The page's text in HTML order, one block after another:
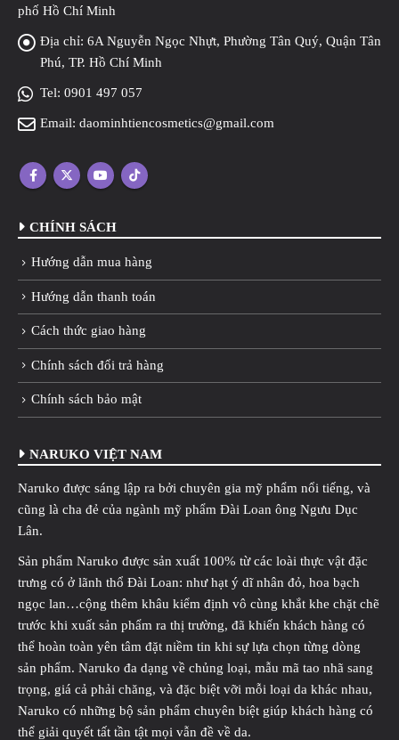
phố Hồ Chí Minh
Địa chỉ: 6A Nguyễn Ngọc Nhựt, Phường Tân Quý, Quận Tân
Phú, TP. Hồ Chí Minh
Tel: 0901 497 057
Email: daominhtiencosmetics@gmail.com
CHÍNH SÁCH
Hướng dẫn mua hàng
Hướng dẫn thanh toán
Cách thức giao hàng
Chính sách đổi trả hàng
Chính sách bảo mật
NARUKO VIỆT NAM
Naruko được sáng lập ra bởi chuyên gia mỹ phẩm nổi tiếng, và
cũng là cha đẻ của ngành mỹ phẩm Đài Loan ông Ngưu Dục
Lân.
Sản phẩm Naruko được sản xuất 100% từ các loài thực vật đặc
trưng có ở lãnh thổ Đài Loan: như hạt ý dĩ nhân đỏ, hoa bạch
ngọc lan…cộng thêm khâu kiểm định vô cùng khắt khe chặt chẽ
trước khi xuất sản phẩm ra thị trường, đã khiến khách hàng có
thể hoàn toàn yên tâm đặt niềm tin khi sự lựa chọn từng dòng
sản phẩm. Naruko đa dạng về chủng loại, mẫu mã tao nhã sang
trọng, giá cả phải chăng, và đặc biệt vỡi mỗi loại da khác nhau,
Naruko có những bộ sản phẩm chuyên biệt giúp khách hàng có
thể giải quyết tất tần tật mọi vẫn đề về da.